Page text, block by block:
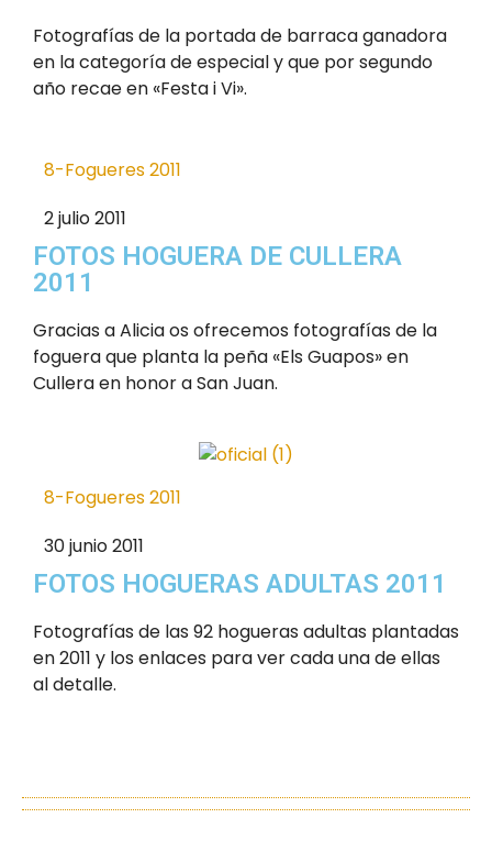
Fotografías de la portada de barraca ganadora
en la categoría de especial y que por segundo
año recae en «Festa i Vi».
8-Fogueres 2011
2 julio 2011
FOTOS HOGUERA DE CULLERA
2011
Gracias a Alicia os ofrecemos fotografías de la
foguera que planta la peña «Els Guapos» en
Cullera en honor a San Juan.
8-Fogueres 2011
30 junio 2011
FOTOS HOGUERAS ADULTAS 2011
Fotografías de las 92 hogueras adultas plantadas
en 2011 y los enlaces para ver cada una de ellas
al detalle.